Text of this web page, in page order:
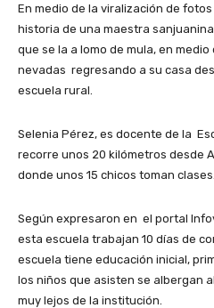
En medio de la viralización de
historia de una maestra
que se la a lomo de mula, en
nevadas regresando a su casa
escuela rural.
Selenia Pérez, es docente de la
recorre unos 20 kilómetros desde
donde unos 15 chicos toman clases.
Según expresaron en el portal
esta escuela trabajan 10 días de
escuela tiene educación inicial,
los niños que asisten se albergan
muy lejos de la institución.